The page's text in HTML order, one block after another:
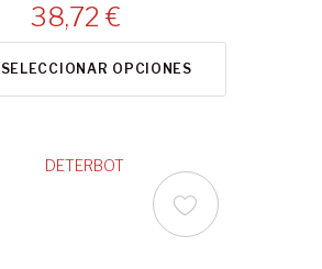
38,72 €
SELECCIONAR OPCIONES